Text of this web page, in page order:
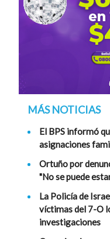
MÁS NOTICIAS
El BPS informó
asignaciones
Ortuño por
"No se puede
La Policía de
víctimas del 7-O
investigaciones